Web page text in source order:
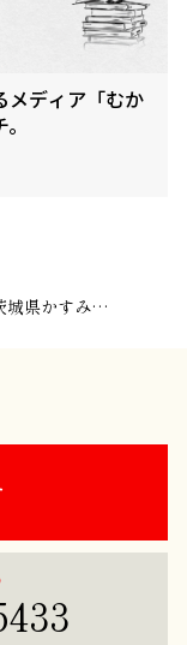
メディア「むか
【10月27日〜29日開催@茨城県かすみがうら市】親子の役割逆転！ハタラク